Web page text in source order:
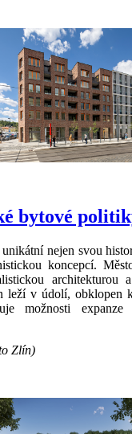
bytové
nejen svou
koncepcí.
architekturou
leží v údolí, obklopen
možnosti
Zlín)